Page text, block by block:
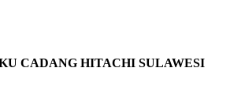
CADANG HITACHI SULAWESI